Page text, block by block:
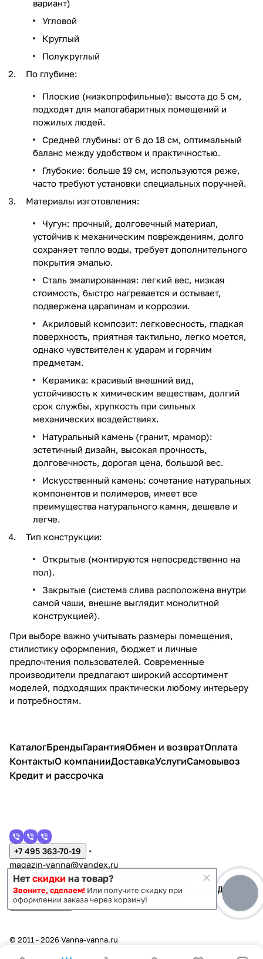
вариант)
Угловой
Круглый
Полукруглый
По глубине:
Плоские (низкопрофильные): высота до 5 см,
подходят для малогабаритных помещений и
пожилых людей.
Средней глубины: от 6 до 18 см, оптимальный
баланс между удобством и практичностью.
Глубокие: больше 19 см, используются реже,
часто требуют установки специальных поручней.
Материалы изготовления:
Чугун: прочный, долговечный материал,
устойчив к механическим повреждениям, долго
сохраняет тепло воды, требует дополнительного
покрытия эмалью.
Сталь эмалированная: легкий вес, низкая
стоимость, быстро нагревается и остывает,
подвержена царапинам и коррозии.
Акриловый композит: легковесность, гладкая
поверхность, приятная тактильно, легко моется,
однако чувствителен к ударам и горячим
предметам.
Керамика: красивый внешний вид,
устойчивость к химическим веществам, долгий
срок службы, хрупкость при сильных
механических воздействиях.
Натуральный камень (гранит, мрамор):
эстетичный дизайн, высокая прочность,
долговечность, дорогая цена, большой вес.
Искусственный камень: сочетание натуральных
компонентов и полимеров, имеет все
преимущества натурального камня, дешевле и
легче.
Тип конструкции:
Открытые (монтируются непосредственно на
пол).
Закрытые (система слива расположена внутри
самой чаши, внешне выглядит монолитной
конструкцией).
При выборе важно учитывать размеры помещения,
стилистику оформления, бюджет и личные
предпочтения пользователей. Современные
производители предлагают широкий ассортимент
моделей, подходящих практически любому интерьеру
и потребностям.
КаталогБрендыГарантияОбмен и возвратОплата
КонтактыО компанииДоставкаУслугиСамовывоз
Кредит и рассрочка
+7 495 363-70-19
magazin-vanna@yandex.ru
г. Москва, Митино, улица Пятницкое шоссе 47
Темная тема Конфиденциальность
© 2011 - 2026 Vanna-vanna.ru
Нет скидки на товар?
Звоните, сделаем! Или получите скидку при
оформлении заказа через корзину!